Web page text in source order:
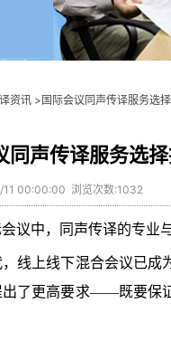
资讯 >国际会议同声传译服务选
同声传译服务选
11 00:00:00 浏览次数:1032
议中，同声传译的专业
线上线下混合会议已成
出了更高要求——既要保